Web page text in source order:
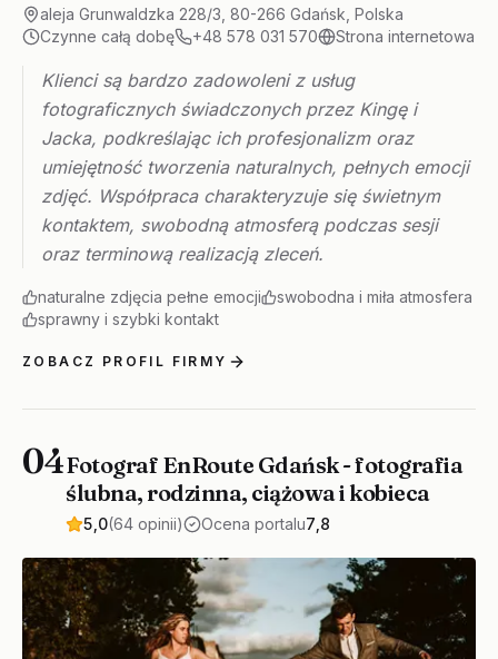
aleja Grunwaldzka 228/3, 80-266 Gdańsk, Polska
Czynne całą dobę
+48 578 031 570 Strona internetowa
Klienci są bardzo zadowoleni z usług
fotograficznych świadczonych przez Kingę i
Jacka, podkreślając ich profesjonalizm oraz
umiejętność tworzenia naturalnych, pełnych emocji
zdjęć. Współpraca charakteryzuje się świetnym
kontaktem, swobodną atmosferą podczas sesji
oraz terminową realizacją zleceń.
naturalne zdjęcia pełne emocji
swobodna i miła atmosfera
sprawny i szybki kontakt
ZOBACZ PROFIL FIRMY
04Fotograf EnRoute Gdańsk - fotografia
ślubna, rodzinna, ciążowa i kobieca
5,0(64 opinii) Ocena portalu7,8